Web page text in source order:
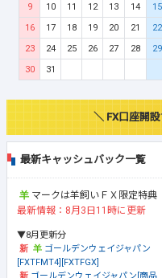
9
10 11 12 13 14
15
16
17 18 19 20 21
22
23
24 25 26 27 28
29
30
31
＼ FX口座開
最新キャッシュバック一覧
マークは羊飼いＦＸ限定特典
最新情報：8月3日11時に更新
▼8月更新分
ゴールデンウェイジャパン
[FXTFMT4][FXTFGX]
ゴールデンウェイジャパン[商品